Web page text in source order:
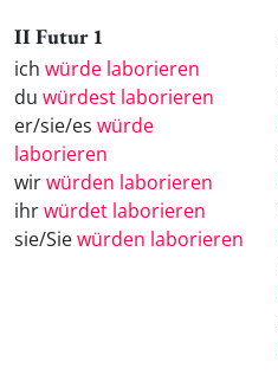
II Futur 1
ich würde laborieren
du würdest laborieren
er/sie/es würde
laborieren
wirwürden laborieren
ihrwürdet laborieren
sie/Siewürden laborieren